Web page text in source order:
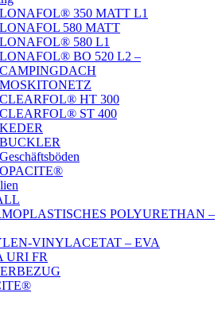
LONAFOL® 350 MATT L1
LONAFOL 580 MATT
LONAFOL® 580 L1
LONAFOL® BO 520 L2 –
CAMPINGDACH
MOSKITONETZ
CLEARFOL® HT 300
CLEARFOL® ST 400
KEDER
BUCKLER
Geschäftsböden
OPACITE®
POLYURETHAN –
VINYLACETAT – EVA
URI FR